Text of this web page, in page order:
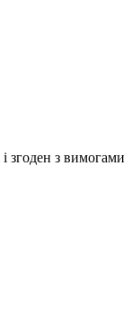
і згоден з вимогами